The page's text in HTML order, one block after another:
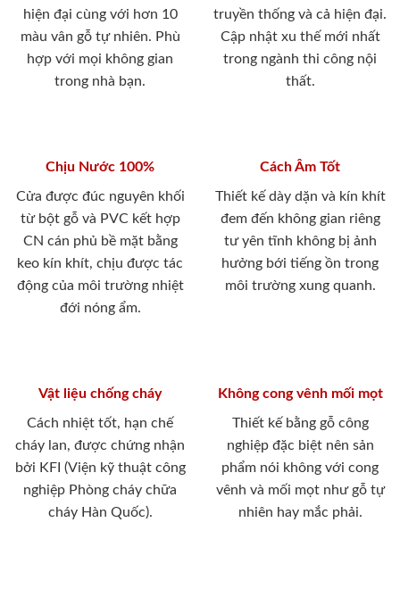
hiện đại cùng với hơn 10
màu vân gỗ tự nhiên. Phù
hợp với mọi không gian
trong nhà bạn.
truyền thống và cả hiện đại.
Cập nhật xu thế mới nhất
trong ngành thi công nội
thất.
Chịu Nước 100%
Cửa được đúc nguyên khối
từ bột gỗ và PVC kết hợp
CN cán phủ bề mặt bằng
keo kín khít, chịu được tác
động của môi trường nhiệt
đới nóng ẩm.
Cách Âm Tốt
Thiết kế dày dặn và kín khít
đem đến không gian riêng
tư yên tĩnh không bị ảnh
hưởng bới tiếng ồn trong
môi trường xung quanh.
Vật liệu chống cháy
Cách nhiệt tốt, hạn chế
cháy lan, được chứng nhận
bởi KFI (Viện kỹ thuật công
nghiệp Phòng cháy chữa
cháy Hàn Quốc).
Không cong vênh mối mọt
Thiết kế bằng gỗ công
nghiệp đặc biệt nên sản
phẩm nói không với cong
vênh và mối mọt như gỗ tự
nhiên hay mắc phải.